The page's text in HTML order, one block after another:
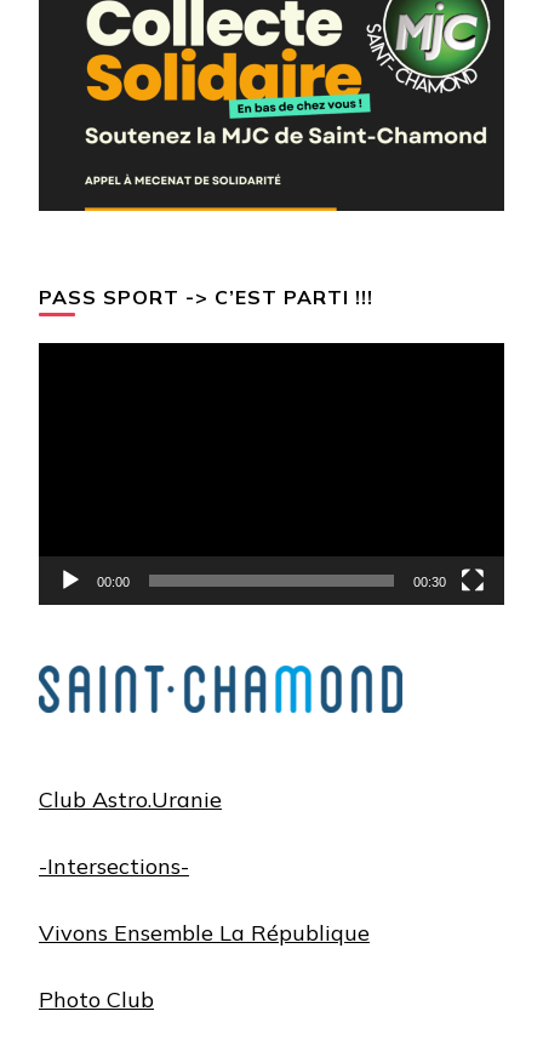
PASS SPORT -> C’EST PARTI !!!
00:00 00:30
Club Astro.Uranie
-Intersections-
Vivons Ensemble La République
Photo Club